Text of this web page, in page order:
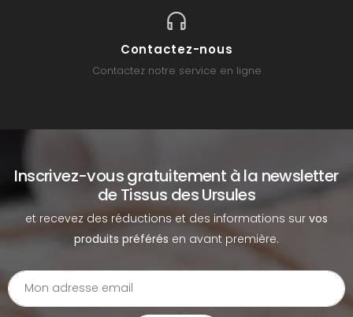
Contactez-nous
Contactez notre service en ligne
Inscrivez-vous gratuitement à la newsletter
de Tissus des Ursules
et recevez des réductions et des informations sur vos
produits préférés en avant première.